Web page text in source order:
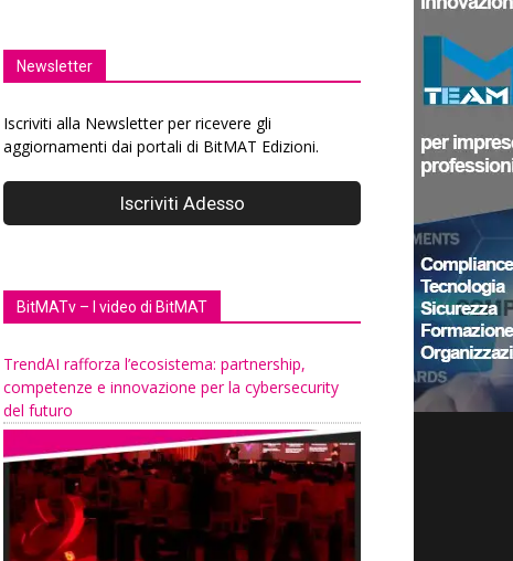
Newsletter
Iscriviti alla Newsletter per ricevere gli
aggiornamenti dai portali di BitMAT Edizioni.
BitMATv – I video di BitMAT
TrendAI rafforza l’ecosistema: partnership,
competenze e innovazione per la cybersecurity
del futuro